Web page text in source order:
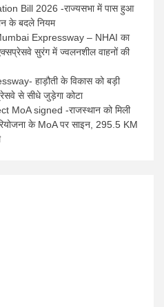
Bill 2026 -राज्यसभा में पास हुआ
के बदले नियम
Expressway – NHAI का
सुरंग में ज्वलनशील वाहनों की
हाड़ौती के विकास को बड़ी
से सीधे जुड़ेगा कोटा
MoA signed -राजस्थान को मिली
के MoA पर साइन, 295.5 KM